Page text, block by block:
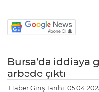
Bursa’da iddiaya
arbede çıktı
Haber Giriş Tarihi: